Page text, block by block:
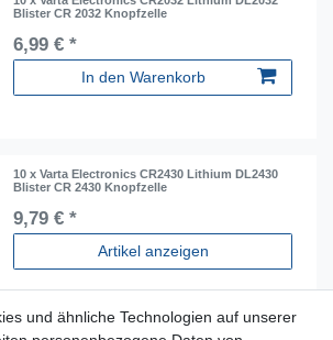
Blister CR 2032 Knopfzelle
6,99 € *
In den Warenkorb
10 x Varta Electronics CR2430 Lithium DL2430
Blister CR 2430 Knopfzelle
9,79 € *
Artikel anzeigen
und ähnliche Technologien auf unserer